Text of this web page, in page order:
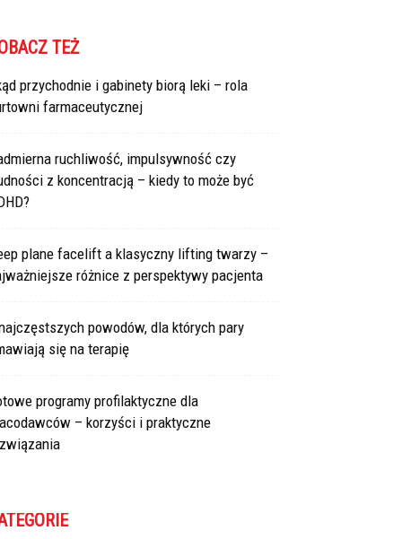
TEŻ
przychodnie i gabinety biorą leki – rola
farmaceutycznej
ruchliwość, impulsywność czy
z koncentracją – kiedy to może być
plane facelift a klasyczny lifting twarzy –
różnice z perspektywy pacjenta
powodów, dla których pary
się na terapię
programy profilaktyczne dla
– korzyści i praktyczne